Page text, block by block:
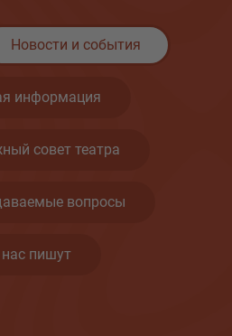
Новости и события
информация
совет театра
вопросы
пишут